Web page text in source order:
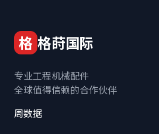
格 格莳国际
专业工程机械配件
全球值得信赖的合作伙伴
周数据